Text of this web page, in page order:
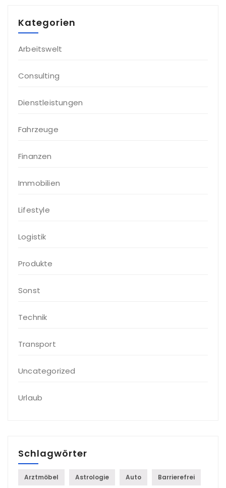
Kategorien
Arbeitswelt
Consulting
Dienstleistungen
Fahrzeuge
Finanzen
Immobilien
Lifestyle
Logistik
Produkte
Sonst
Technik
Transport
Uncategorized
Urlaub
Schlagwörter
Arztmöbel Astrologie Auto Barrierefrei